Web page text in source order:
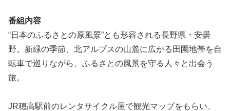
番組内容
“日本のふるさとの原風景”とも形容される長野県・安曇
野。新緑の季節、北アルプスの山麓に広がる田園地帯を自
転車で巡りながら、ふるさとの風景を守る人々と出会う
旅。
JR穂高駅前のレンタサイクル屋で観光マップをもらい、